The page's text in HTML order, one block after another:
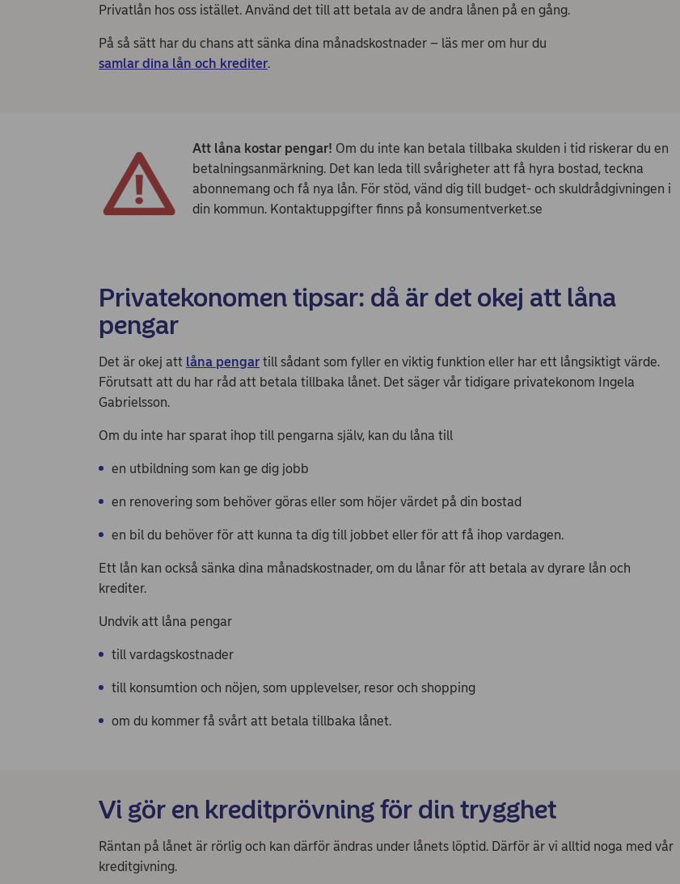
Privatlån hos oss istället. Använd det till att betala av de andra lånen på en gång.
På så sätt har du chans att sänka dina månadskostnader – läs mer om hur du
samlar dina lån och krediter.
Att låna kostar pengar! Om du inte kan betala tillbaka skulden i tid riskerar du en
betalningsanmärkning. Det kan leda till svårigheter att få hyra bostad, teckna
abonnemang och få nya lån. För stöd, vänd dig till budget- och skuldrådgivningen i
din kommun. Kontaktuppgifter finns på konsumentverket.se
Privatekonomen tipsar: då är det okej att låna
pengar
Det är okej att låna pengar till sådant som fyller en viktig funktion eller har ett långsiktigt värde.
Förutsatt att du har råd att betala tillbaka lånet. Det säger vår tidigare privatekonom Ingela
Gabrielsson.
Om du inte har sparat ihop till pengarna själv, kan du låna till
en utbildning som kan ge dig jobb
en renovering som behöver göras eller som höjer värdet på din bostad
en bil du behöver för att kunna ta dig till jobbet eller för att få ihop vardagen.
Ett lån kan också sänka dina månadskostnader, om du lånar för att betala av dyrare lån och
krediter.
Undvik att låna pengar
till vardagskostnader
till konsumtion och nöjen, som upplevelser, resor och shopping
om du kommer få svårt att betala tillbaka lånet.
Vi gör en kreditprövning för din trygghet
Räntan på lånet är rörlig och kan därför ändras under lånets löptid. Därför är vi alltid noga med vår
kreditgivning.